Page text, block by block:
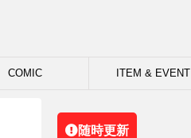
COMIC ITEM & EVENT
随時更新